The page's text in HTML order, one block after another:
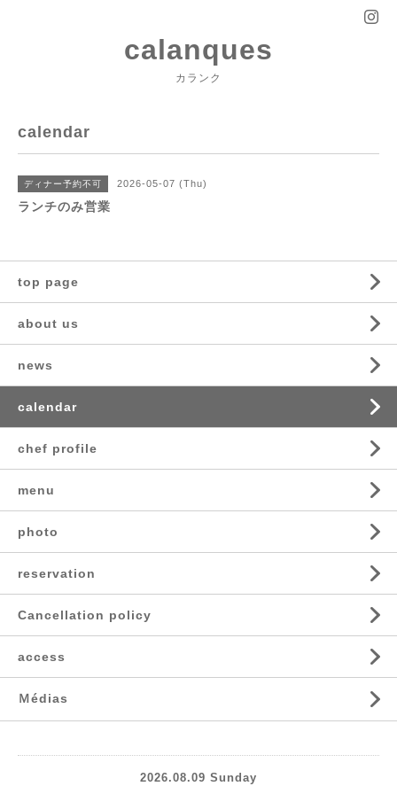
calanques
カランク
calendar
ディナー予約不可 2026-05-07 (Thu)
ランチのみ営業
top page
about us
news
calendar
chef profile
menu
photo
reservation
Cancellation policy
access
Ｍédias
2026.08.09 Sunday